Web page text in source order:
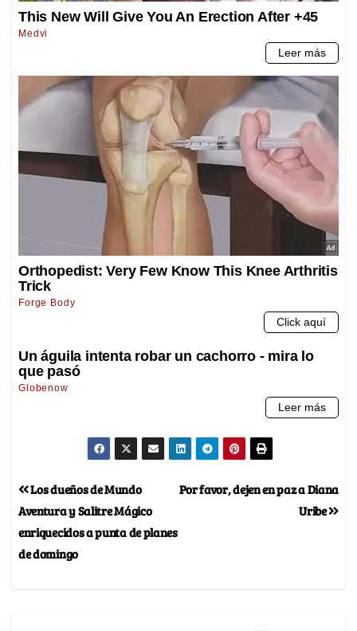
Por favor, dejen en paz a Diana
Uribe
Los dueños de Mundo
Aventura y Salitre Mágico
enriquecidos a punta de planes
de domingo